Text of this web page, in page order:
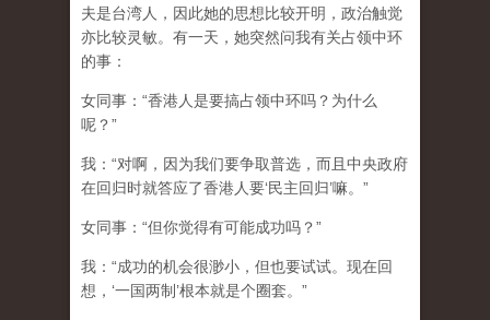
夫是台湾人，因此她的思想比较开明，政治触觉
亦比较灵敏。有一天，她突然问我有关占领中环
的事：
女同事：“香港人是要搞占领中环吗？为什么
呢？”
我：“对啊，因为我们要争取普选，而且中央政府
在回归时就答应了香港人要‘民主回归’嘛。”
女同事：“但你觉得有可能成功吗？”
我：“成功的机会很渺小，但也要试试。现在回
想，‘一国两制’根本就是个圈套。”